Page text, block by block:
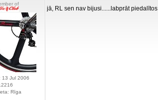
of
13 Jul 2006
Rīga
jā, RL sen nav bijusi......labprāt piedalītos